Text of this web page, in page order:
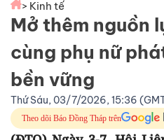
> Kinh tế
Mở thêm nguồn
cùng phụ nữ
bền vững
Thứ Sáu, 03/7/2026, 15:36
Theo dõi Báo Đồng Tháp trên